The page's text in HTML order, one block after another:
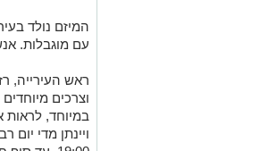
המיזם נולד
עם מוגבלות.
ראש העירייה,
וצרכים
במיוחד,